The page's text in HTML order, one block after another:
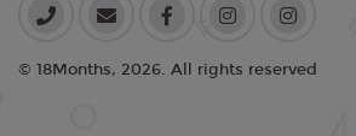
© 18Months, 2026. All rights reserved